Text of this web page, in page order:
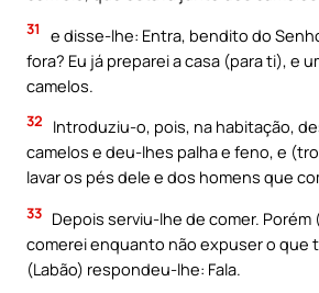
31
e disse-lhe: Entra, bendito do
fora? Eu já preparei a casa (para ti), e
camelos.
32
Introduziu-o, pois, na habitação,
camelos e deu-lhes palha e feno, e
lavar os pés dele e dos homens que
33 Depois serviu-lhe de comer. Porém
comerei enquanto não expuser o que
(Labão) respondeu-lhe: Fala.